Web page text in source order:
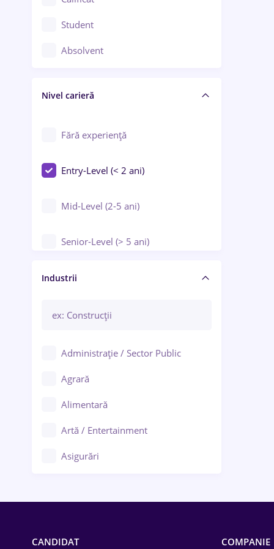
Construcții / Instalații
Controlul calității
Educație / Training / Arte
Student
Absolvent
Nivel carieră
Fără experiență
Entry-Level (< 2 ani)
Mid-Level (2-5 ani)
Senior-Level (> 5 ani)
Manager / Executiv
Industrii
Administrație / Sector Public
Agrară
Alimentară
Artă / Entertainment
Asigurări
CANDIDAT COMPANIE